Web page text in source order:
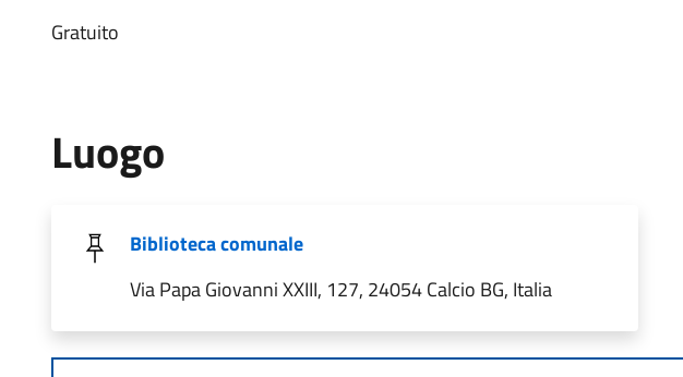
Gratuito
Luogo
Biblioteca comunale
Via Papa Giovanni XXIII, 127, 24054 Calcio BG, Italia